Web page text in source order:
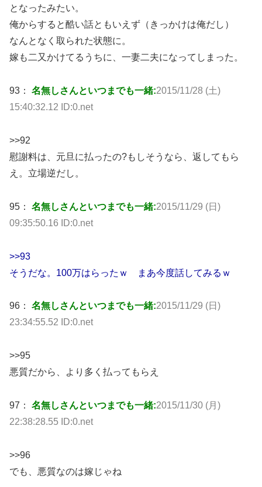
となったみたい。
俺からすると酷い話ともいえず（きっかけは俺だし）
なんとなく取られた状態に。
嫁も二又かけてるうちに、一妻二夫になってしまった。
93： 名無しさんといつまでも一緒:2015/11/28 (土)
15:40:32.12 ID:0.net
>>92
慰謝料は、元旦に払ったの?もしそうなら、返してもら
え。立場逆だし。
95： 名無しさんといつまでも一緒:2015/11/29 (日)
09:35:50.16 ID:0.net
>>93
そうだな。100万はらったｗ まあ今度話してみるｗ
96： 名無しさんといつまでも一緒:2015/11/29 (日)
23:34:55.52 ID:0.net
>>95
悪質だから、より多く払ってもらえ
97： 名無しさんといつまでも一緒:2015/11/30 (月)
22:38:28.55 ID:0.net
>>96
でも、悪質なのは嫁じゃね